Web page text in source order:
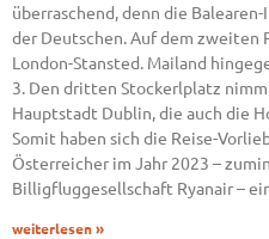
überraschend, denn die
der Deutschen. Auf dem zweiten
London-Stansted. Mailand
3. Den dritten Stockerlplatz
Hauptstadt Dublin, die auch die
Somit haben sich die Reise-
Österreicher im Jahr 2023 –
Billigfluggesellschaft Ryanair –
weiterlesen »